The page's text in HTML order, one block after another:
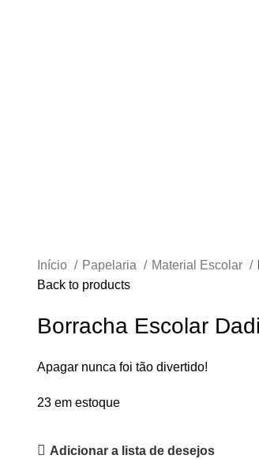
Início Papelaria Material Escolar
Back to products
Borracha Escolar
Apagar nunca foi tão divertido!
23 em estoque
Adicionar a lista de desejos